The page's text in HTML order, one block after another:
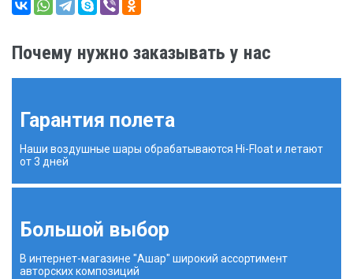
Почему нужно заказывать у нас
Гарантия полета
Наши воздушные шары обрабатываются Hi-Float и летают
от 3 дней
Большой выбор
В интернет-магазине "Ашар" широкий ассортимент
авторских композиций